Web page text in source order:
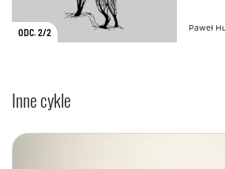
ODC. 2/2 Paweł
Inne cykle